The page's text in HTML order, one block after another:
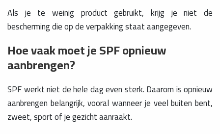
Als je te weinig product gebruikt, krijg je niet de
bescherming die op de verpakking staat aangegeven.
Hoe vaak moet je SPF opnieuw
aanbrengen?
SPF werkt niet de hele dag even sterk. Daarom is opnieuw
aanbrengen belangrijk, vooral wanneer je veel buiten bent,
zweet, sport of je gezicht aanraakt.